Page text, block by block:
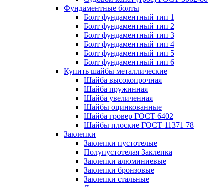
Фундаментные болты
Болт фундаментный тип 1
Болт фундаментный тип 2
Болт фундаментный тип 3
Болт фундаментный тип 4
Болт фундаментный тип 5
Болт фундаментный тип 6
Купить шайбы металлические
Шайба высокопрочная
Шайба пружинная
Шайба увеличенная
Шайбы оцинкованные
Шайба гровер ГОСТ 6402
Шайбы плоские ГОСТ 11371 78
Заклепки
Заклепки пустотелые
Полупустотелая Заклепка
Заклепки алюминиевые
Заклепки бронзовые
Заклепки стальные